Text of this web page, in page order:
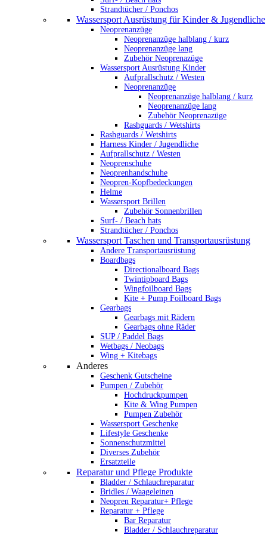
Strandtücher / Ponchos
Wassersport Ausrüstung für Kinder & Jugendliche
Neoprenanzüge
Neoprenanzüge halblang / kurz
Neoprenanzüge lang
Zubehör Neoprenazüge
Wassersport Ausrüstung Kinder
Aufprallschutz / Westen
Neoprenanzüge
Neoprenanzüge halblang / kurz
Neoprenanzüge lang
Zubehör Neoprenazüge
Rashguards / Wetshirts
Rashguards / Wetshirts
Harness Kinder / Jugendliche
Aufprallschutz / Westen
Neoprenschuhe
Neoprenhandschuhe
Neopren-Kopfbedeckungen
Helme
Wassersport Brillen
Zubehör Sonnenbrillen
Surf- / Beach hats
Strandtücher / Ponchos
Wassersport Taschen und Transportausrüstung
Andere Transportausrüstung
Boardbags
Directionalboard Bags
Twintipboard Bags
Wingfoilboard Bags
Kite + Pump Foilboard Bags
Gearbags
Gearbags mit Rädern
Gearbags ohne Räder
SUP / Paddel Bags
Wetbags / Neobags
Wing + Kitebags
Anderes
Geschenk Gutscheine
Pumpen / Zubehör
Hochdruckpumpen
Kite & Wing Pumpen
Pumpen Zubehör
Wassersport Geschenke
Lifestyle Geschenke
Sonnenschutzmittel
Diverses Zubehör
Ersatzteile
Reparatur und Pflege Produkte
Bladder / Schlauchreparatur
Bridles / Waageleinen
Neopren Reparatur+ Pflege
Reparatur + Pflege
Bar Reparatur
Bladder / Schlauchreparatur